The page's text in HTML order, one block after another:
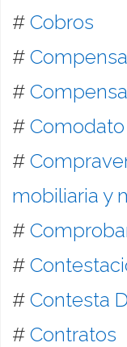
# Cobros
#
#
# Comodato
#
mobiliaria y
#
#
# Contesta
# Contratos